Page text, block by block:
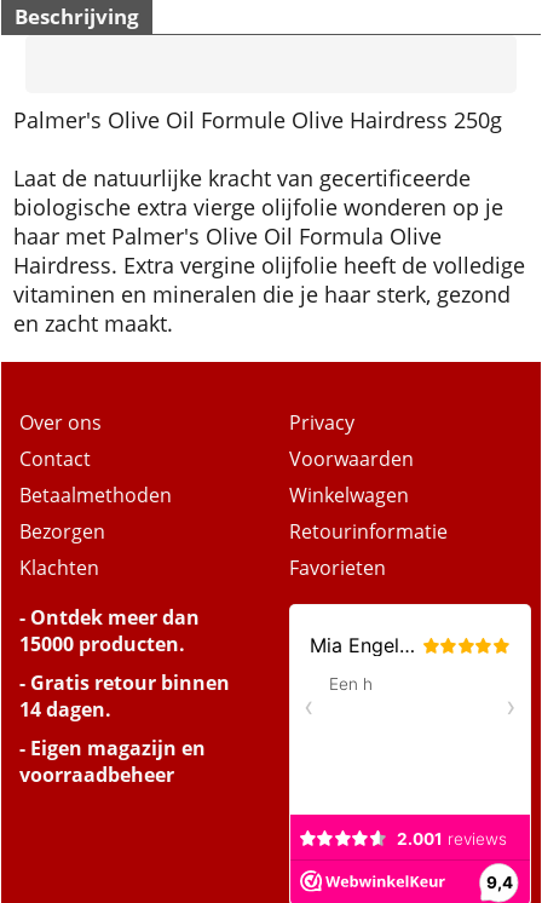
Beschrijving
Palmer's Olive Oil Formule Olive Hairdress 250g
Laat de natuurlijke kracht van gecertificeerde
biologische extra vierge olijfolie wonderen op je
haar met Palmer's Olive Oil Formula Olive
Hairdress. Extra vergine olijfolie heeft de volledige
vitaminen en mineralen die je haar sterk, gezond
en zacht maakt.
Over ons
Contact
Betaalmethoden
Bezorgen
Klachten
Privacy
Voorwaarden
Winkelwagen
Retourinformatie
Favorieten
- Ontdek meer dan
15000 producten.
- Gratis retour binnen
14 dagen.
- Eigen magazijn en
voorraadbeheer